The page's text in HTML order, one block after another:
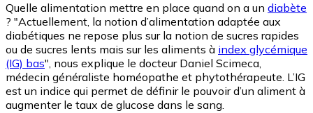
Quelle alimentation mettre en place quand on a un diabète
? "Actuellement, la notion d’alimentation adaptée aux
diabétiques ne repose plus sur la notion de sucres rapides
ou de sucres lents mais sur les aliments à index glycémique
(IG) bas", nous explique le docteur Daniel Scimeca,
médecin généraliste homéopathe et phytothérapeute. L’IG
est un indice qui permet de définir le pouvoir d’un aliment à
augmenter le taux de glucose dans le sang.